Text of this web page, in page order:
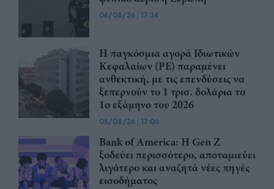
06/08/26 | 17:34
Η παγκόσμια αγορά Ιδιωτικών
Κεφαλαίων (PE) παραμένει
ανθεκτική, με τις επενδύσεις να
ξεπερνούν το 1 τρισ. δολάρια το
1ο εξάμηνο του 2026
05/08/26 | 17:06
Bank of America: Η Gen Z
ξoδεύει περισσότερο, αποταμιεύει
λιγότερο και αναζητά νέες πηγές
εισοδήματος